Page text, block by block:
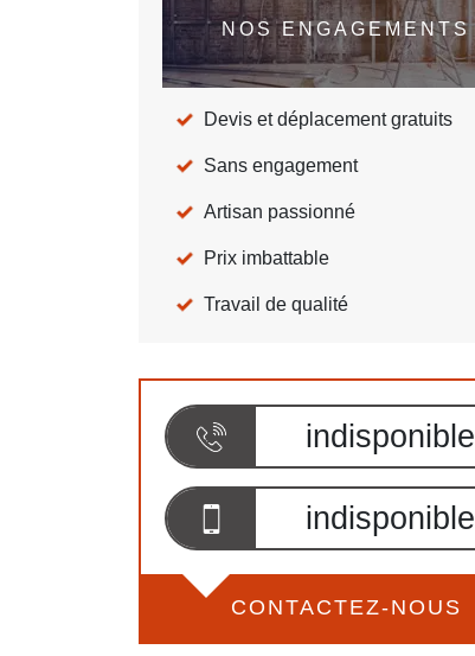
NOS ENGAGEMENTS
Devis et déplacement gratuits
Sans engagement
Artisan passionné
Prix imbattable
Travail de qualité
indisponible
indisponible
CONTACTEZ-NOUS